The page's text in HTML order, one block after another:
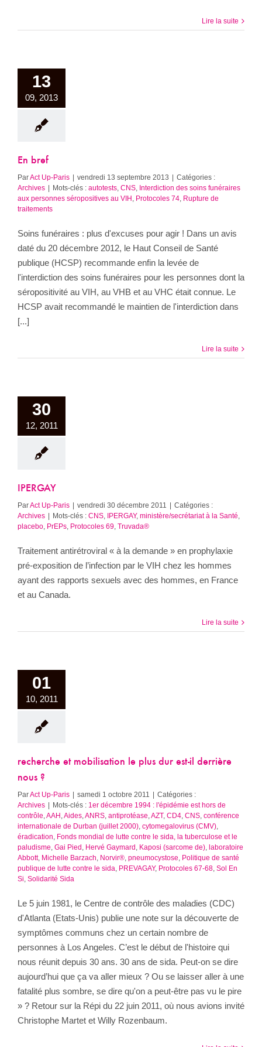
Lire la suite
13
09, 2013
En bref
ParAct Up-Paris | vendredi 13 septembre 2013 | Catégories :
Archives | Mots-clés : autotests CNS Interdiction des soins funéraires
aux personnes séropositives au VIH Protocoles 74 Rupture de
traitements
Soins funéraires : plus d'excuses pour agir ! Dans un avis
daté du 20 décembre 2012, le Haut Conseil de Santé
publique (HCSP) recommande enfin la levée de
l'interdiction des soins funéraires pour les personnes dont la
séropositivité au VIH, au VHB et au VHC était connue. Le
HCSP avait recommandé le maintien de l'interdiction dans
[...]
Lire la suite
30
12, 2011
IPERGAY
ParAct Up-Paris | vendredi 30 décembre 2011 | Catégories :
Archives | Mots-clés : CNS IPERGAY, ministère/secrétariat à la Santé
placebo PrEPs Protocoles 69 Truvada®
Traitement antirétroviral « à la demande » en prophylaxie
pré-exposition de l’infection par le VIH chez les hommes
ayant des rapports sexuels avec des hommes, en France
et au Canada.
Lire la suite
01
10, 2011
recherche et mobilisation le plus dur est-il derrière
nous ?
ParAct Up-Paris | samedi 1 octobre 2011 | Catégories :
Archives | Mots-clés : 1er décembre 1994 : l'épidémie est hors de
contrôle AAH Aides ANRS antiprotéase AZT, CD4 CNS conférence
internationale de Durban (juillet 2000) cytomegalovirus (CMV)
éradication Fonds mondial de lutte contre le sida, la tuberculose et le
paludisme Gai Pied Hervé Gaymard Kaposi (sarcome de) laboratoire
Abbott, Michelle Barzach Norvir® pneumocystose Politique de santé
publique de lutte contre le sida PREVAGAY, Protocoles 67-68 Sol En
Si Solidarité Sida
Le 5 juin 1981, le Centre de contrôle des maladies (CDC)
d'Atlanta (Etats-Unis) publie une note sur la découverte de
symptômes communs chez un certain nombre de
personnes à Los Angeles. C’est le début de l'histoire qui
nous réunit depuis 30 ans. 30 ans de sida. Peut-on se dire
aujourd’hui que ça va aller mieux ? Ou se laisser aller à une
fatalité plus sombre, se dire qu'on a peut-être pas vu le pire
» ? Retour sur la Répi du 22 juin 2011, où nous avions invité
Christophe Martet et Willy Rozenbaum.